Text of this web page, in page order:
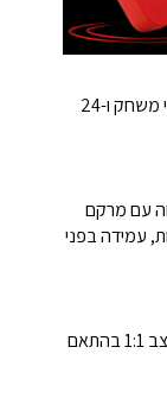
נרתיק המשחקים מסוגל להכיל עד 24 כרטיסי משחק ו-24
עם מרקם
עמידה בפני
נרתיק כרטיסי המשחק עשוי מסיליקון רך ומעוצב 1:1 בהתאם